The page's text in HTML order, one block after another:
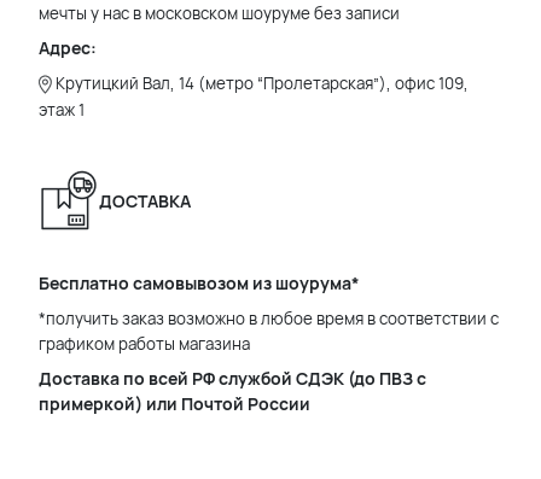
мечты у нас в московском шоуруме без записи
Адрес:
Крутицкий Вал, 14 (метро “Пролетарская”), офис 109,
этаж 1
ДОСТАВКА
Бесплатно самовывозом из шоурума*
*получить заказ возможно в любое время в соответствии с
графиком работы магазина
Доставка по всей РФ службой СДЭК (до ПВЗ с
примеркой) или Почтой России